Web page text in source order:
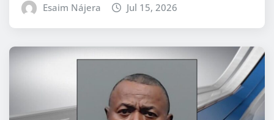
Esaim Nájera Jul 15, 2026